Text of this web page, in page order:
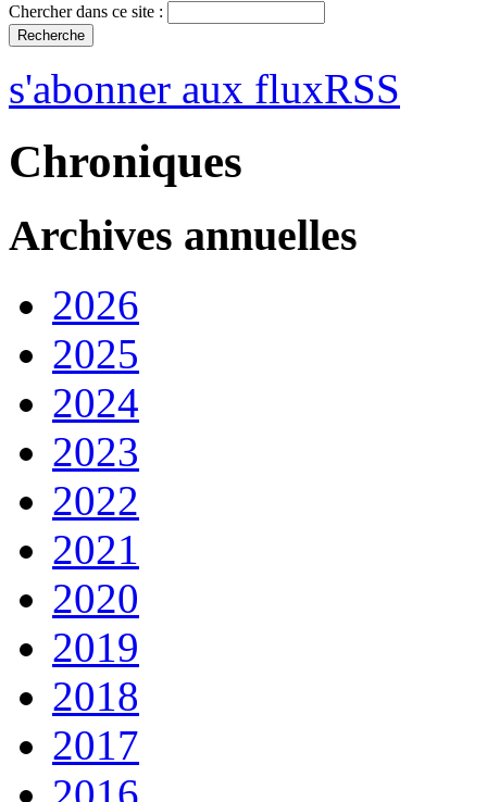
Chercher dans ce site :
s'abonner aux fluxRSS
Chroniques
Archives annuelles
2026
2025
2024
2023
2022
2021
2020
2019
2018
2017